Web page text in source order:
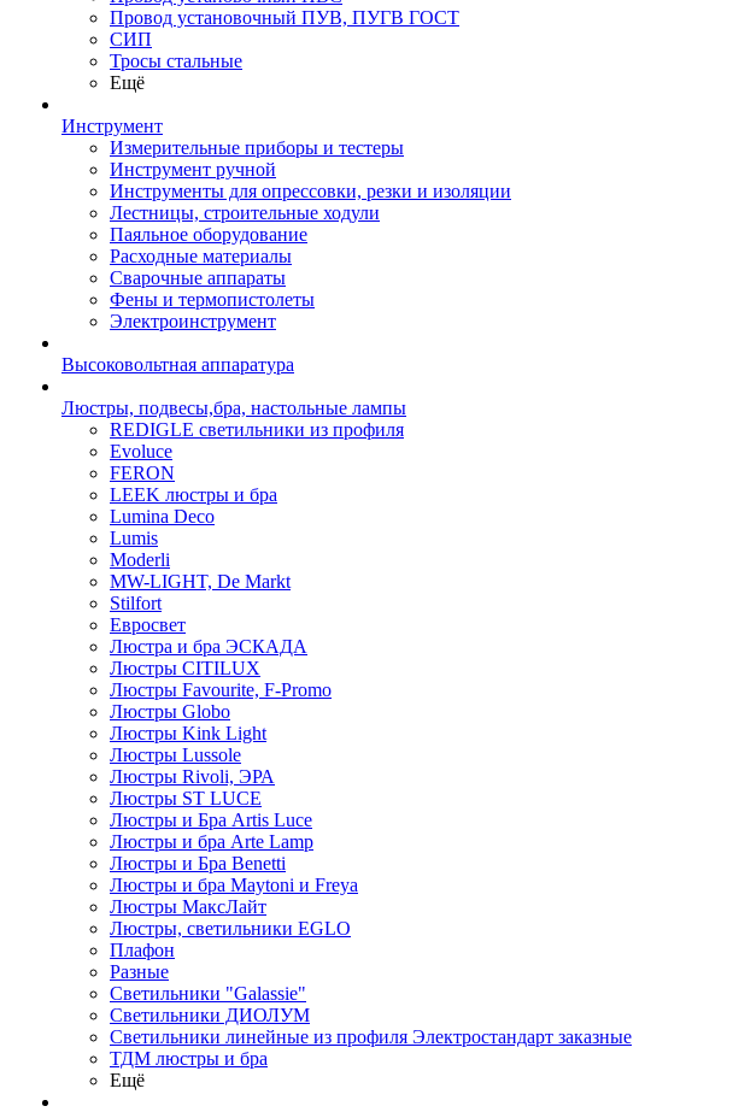
Провод установочный ПУВ, ПУГВ ГОСТ
СИП
Тросы стальные
Ещё
Инструмент
Измерительные приборы и тестеры
Инструмент ручной
Инструменты для опрессовки, резки и изоляции
Лестницы, строительные ходули
Паяльное оборудование
Расходные материалы
Сварочные аппараты
Фены и термопистолеты
Электроинструмент
Высоковольтная аппаратура
Люстры, подвесы,бра, настольные лампы
REDIGLE светильники из профиля
Evoluce
FERON
LEEK люстры и бра
Lumina Deco
Lumis
Moderli
MW-LIGHT, De Markt
Stilfort
Евросвет
Люстра и бра ЭСКАДА
Люстры CITILUX
Люстры Favourite, F-Promo
Люстры Globo
Люстры Kink Light
Люстры Lussole
Люстры Rivoli, ЭРА
Люстры ST LUCE
Люстры и Бра Artis Luce
Люстры и бра Arte Lamp
Люстры и Бра Benetti
Люстры и бра Maytoni и Freya
Люстры МаксЛайт
Люстры, светильники EGLO
Плафон
Разные
Светильники "Galassie"
Светильники ДИОЛУМ
Светильники линейные из профиля Электростандарт заказные
ТДМ люстры и бра
Ещё